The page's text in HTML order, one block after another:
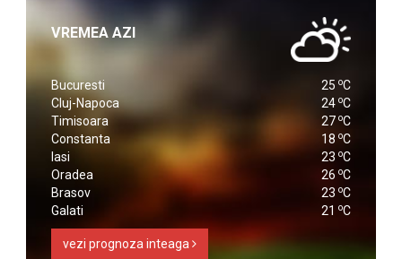
VREMEA AZI
Bucuresti 25 oC
Cluj-Napoca
24 oC
Timisoara
27 oC
Constanta
18 oC
Iasi
23 oC
Oradea
26 oC
Brasov
23 oC
Galati
21 oC
vezi prognoza inteaga